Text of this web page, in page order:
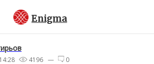
Enigma
4196 — 0